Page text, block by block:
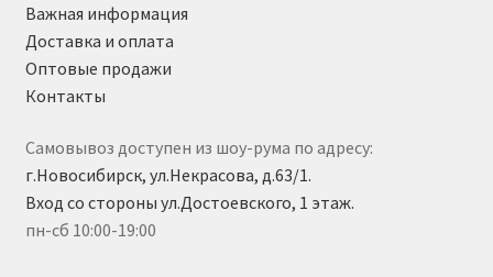
Важная информация
Доставка и оплата
Оптовые продажи
Контакты
Самовывоз доступен из шоу-рума по адресу:
г.Новосибирск, ул.Некрасова, д.63/1.
Вход со стороны ул.Достоевского, 1 этаж.
пн-сб 10:00-19:00